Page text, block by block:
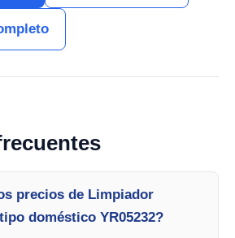
precios de Limpiador
doméstico YR05232?